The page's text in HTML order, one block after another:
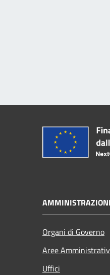
Organi di Governo
Aree
Uffici